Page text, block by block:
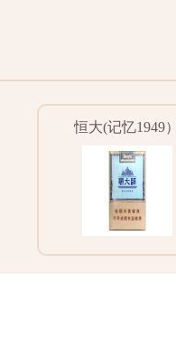
恒大(记忆1949